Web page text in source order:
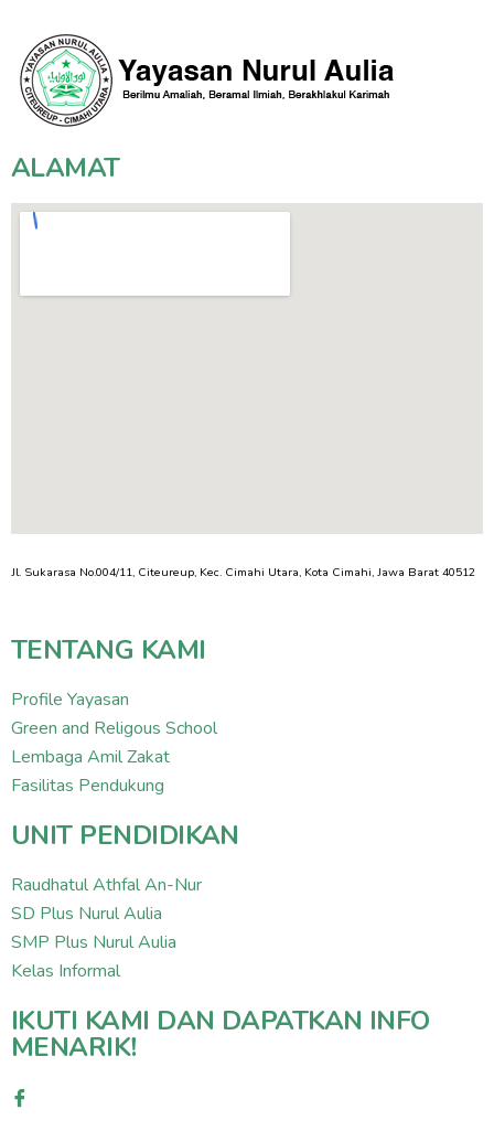
ALAMAT
Jl. Sukarasa No.004/11, Citeureup, Kec. Cimahi Utara, Kota Cimahi, Jawa Barat 40512
TENTANG KAMI
Profile Yayasan
Green and Religous School
Lembaga Amil Zakat
Fasilitas Pendukung
UNIT PENDIDIKAN
Raudhatul Athfal An-Nur
SD Plus Nurul Aulia
SMP Plus Nurul Aulia
Kelas Informal
IKUTI KAMI DAN DAPATKAN INFO
MENARIK!